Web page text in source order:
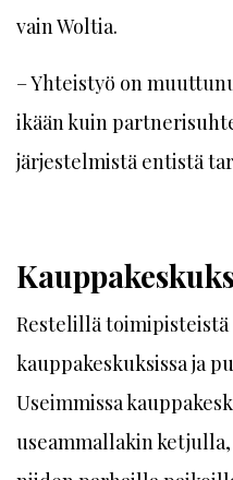
vain Woltia.
– Yhteistyö on
ikään kuin
järjestelmistä entistä
Restelillä
kauppakeskuksissa ja
Useimmissa
useammallakin